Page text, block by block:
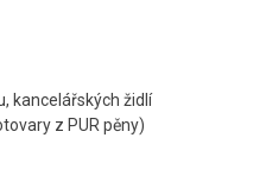
kancelářských židlí
z PUR pěny)